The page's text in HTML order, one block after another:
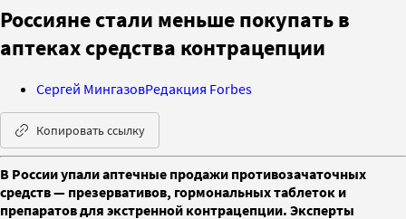
Россияне стали меньше покупать в
аптеках средства контрацепции
Сергей МингазовРедакция Forbes
Копировать ссылку
В России упали аптечные продажи противозачаточных
средств — презервативов, гормональных таблеток и
препаратов для экстренной контрацепции. Эксперты